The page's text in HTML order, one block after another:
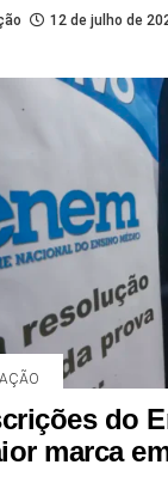
12 de julho de
do
marca